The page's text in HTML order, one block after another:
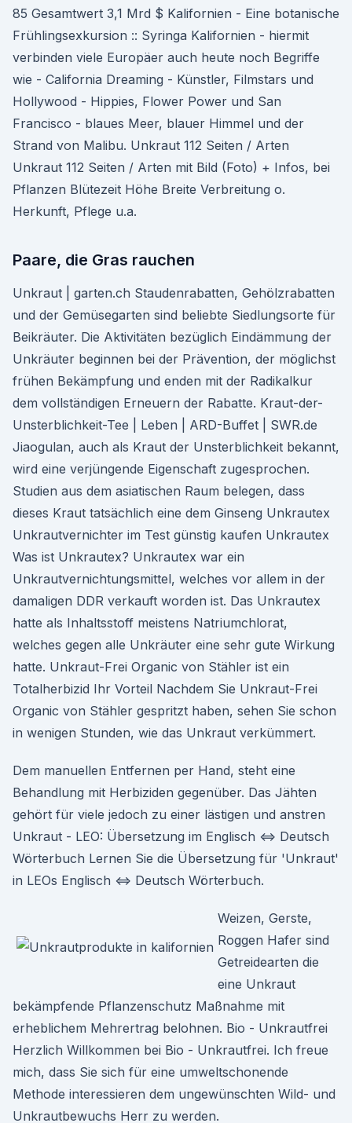
85 Gesamtwert 3,1 Mrd $ Kalifornien - Eine botanische
Frühlingsexkursion :: Syringa Kalifornien - hiermit
verbinden viele Europäer auch heute noch Begriffe
wie - California Dreaming - Künstler, Filmstars und
Hollywood - Hippies, Flower Power und San
Francisco - blaues Meer, blauer Himmel und der
Strand von Malibu. Unkraut 112 Seiten / Arten
Unkraut 112 Seiten / Arten mit Bild (Foto) + Infos, bei
Pflanzen Blütezeit Höhe Breite Verbreitung o.
Herkunft, Pflege u.a.
Paare, die Gras rauchen
Unkraut | garten.ch Staudenrabatten, Gehölzrabatten
und der Gemüsegarten sind beliebte Siedlungsorte für
Beikräuter. Die Aktivitäten bezüglich Eindämmung der
Unkräuter beginnen bei der Prävention, der möglichst
frühen Bekämpfung und enden mit der Radikalkur
dem vollständigen Erneuern der Rabatte. Kraut-der-
Unsterblichkeit-Tee | Leben | ARD-Buffet | SWR.de
Jiaogulan, auch als Kraut der Unsterblichkeit bekannt,
wird eine verjüngende Eigenschaft zugesprochen.
Studien aus dem asiatischen Raum belegen, dass
dieses Kraut tatsächlich eine dem Ginseng Unkrautex
Unkrautvernichter im Test günstig kaufen Unkrautex
Was ist Unkrautex? Unkrautex war ein
Unkrautvernichtungsmittel, welches vor allem in der
damaligen DDR verkauft worden ist. Das Unkrautex
hatte als Inhaltsstoff meistens Natriumchlorat,
welches gegen alle Unkräuter eine sehr gute Wirkung
hatte. Unkraut-Frei Organic von Stähler ist ein
Totalherbizid Ihr Vorteil Nachdem Sie Unkraut-Frei
Organic von Stähler gespritzt haben, sehen Sie schon
in wenigen Stunden, wie das Unkraut verkümmert.
Dem manuellen Entfernen per Hand, steht eine
Behandlung mit Herbiziden gegenüber. Das Jähten
gehört für viele jedoch zu einer lästigen und anstren
Unkraut - LEO: Übersetzung im Englisch ⇔ Deutsch
Wörterbuch Lernen Sie die Übersetzung für 'Unkraut'
in LEOs Englisch ⇔ Deutsch Wörterbuch.
Weizen, Gerste,
Roggen Hafer sind
Getreidearten die
eine Unkraut
bekämpfende Pflanzenschutz Maßnahme mit
erheblichem Mehrertrag belohnen. Bio - Unkrautfrei
Herzlich Willkommen bei Bio - Unkrautfrei. Ich freue
mich, dass Sie sich für eine umweltschonende
Methode interessieren dem ungewünschten Wild- und
Unkrautbewuchs Herr zu werden.